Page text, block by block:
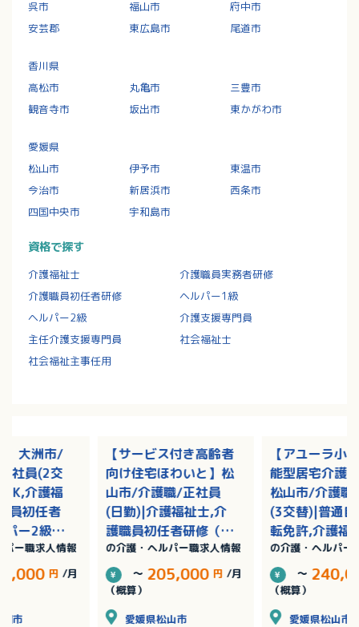
呉市 福山市
府中市
安芸郡
東広島市 尾道市
香川県
高松市
丸亀市
三豊市
観音寺市
坂出市 東かがわ市
愛媛県
松山市
伊予市
東温市
今治市
新居浜市
西条市
四国中央市
宇和島市
資格で探す
介護福祉士
介護職員実務者研修
介護職員初任者研修
ヘルパー1級
ヘルパー2級
介護支援専門員
主任介護支援専門員
社会福祉士
社会福祉主事任用
【サービス付き高齢者
向け住宅ほわいと】松
山市/介護職/正社員
(日勤)|介護福祉士,介
護職員初任者研修（ヘ
ルパー2級）,介護職員
実務者研修（ヘルパー
1級）/完全週休二日
の介護・ヘルパー職求人情報
～ 205,000 円 /月
（概算）
愛媛県松山市
【アユーラ小
能型居宅介護
松山市/介護職
(3交替)|普通自
転免許,介護福
護職員初任者
ルパー2級）,
実務者研修（
1級）/完全週
の介護・ヘルパー
～
（概算）
愛媛県松山市
】大洲市/
社員(2交
介護福
員初任者
ー2級）,
務者研修
1級）/完全
ー職求人情報
円 /月
市